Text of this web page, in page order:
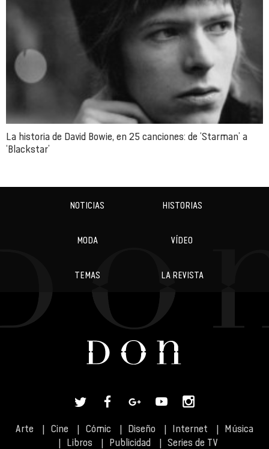
La historia de David Bowie, en 25 canciones: de ‘Starman’ a
‘Blackstar’
NOTICIAS HISTORIAS
MODA VÍDEO
TEMAS LA REVISTA
Arte Cine Cómic Diseño Internet
Música
Libros
Publicidad Series de TV